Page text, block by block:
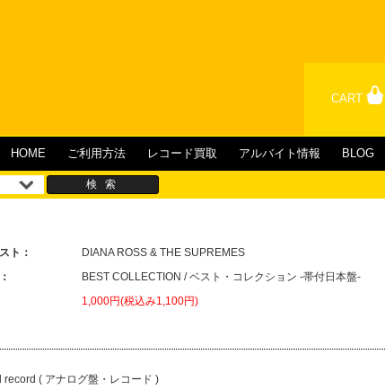
CART
HOME ご利用方法 レコード買取 アルバイト情報 BLOG
ト：
DIANA ROSS & THE SUPREMES
BEST COLLECTION / ベスト・コレクション -帯付日本盤-
1,000円(税込み1,100円)
record ( アナログ盤・レコード )